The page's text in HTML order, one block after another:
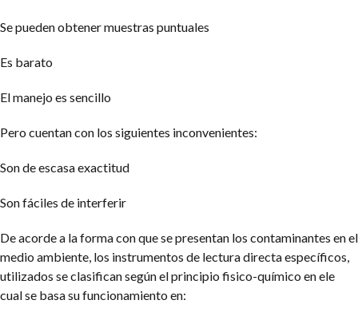
Se pueden obtener muestras puntuales
Es barato
El manejo es sencillo
Pero cuentan con los siguientes inconvenientes:
Son de escasa exactitud
Son fáciles de interferir
De acorde a la forma con que se presentan los contaminantes en el
medio ambiente, los instrumentos de lectura directa específicos,
utilizados se clasifican según el principio fisico-químico en ele
cual se basa su funcionamiento en: